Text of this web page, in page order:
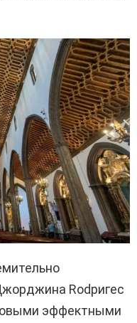
Rodригес
эффектными